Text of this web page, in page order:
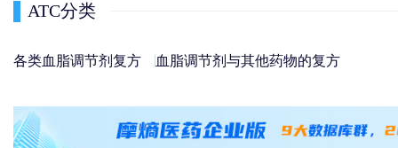
ATC分类
各类血脂调节剂复方 血脂调节剂与其他药物的复方